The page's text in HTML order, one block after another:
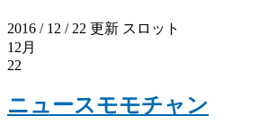
2016 / 12 / 22 更新 スロット
12月
22
ニュースモモチャン